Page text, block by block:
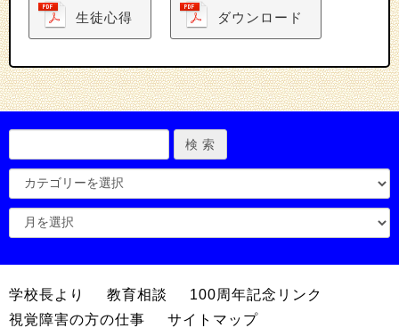
生徒心得 ダウンロード
学校長より 教育相談
100周年記念リンク
視覚障害の方の仕事
サイトマップ